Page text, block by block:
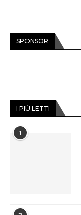
SPONSOR
I PIÙ LETTI
1